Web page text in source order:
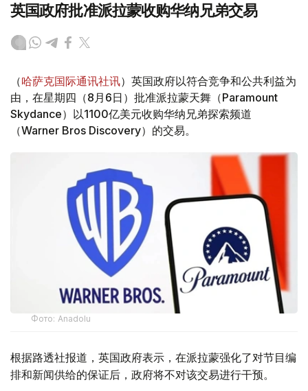
英国政府批准派拉蒙收购华纳兄弟交易
（哈萨克国际通讯社讯）英国政府以符合竞争和公共利益为
由，在星期四（8月6日）批准派拉蒙天舞（Paramount
Skydance）以1100亿美元收购华纳兄弟探索频道
（Warner Bros Discovery）的交易。
Фото: Аnadolu
根据路透社报道，英国政府表示，在派拉蒙强化了对节目编
排和新闻供给的保证后，政府将不对该交易进行干预。